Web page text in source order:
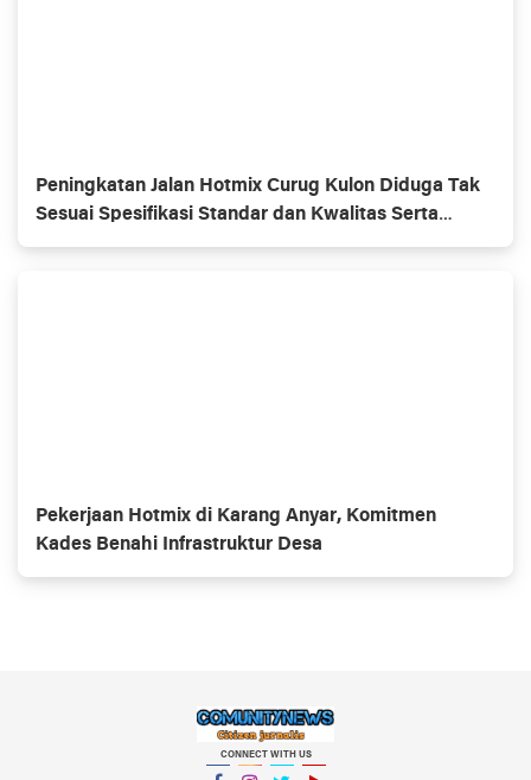
Peningkatan Jalan Hotmix Curug Kulon Diduga Tak
Sesuai Spesifikasi Standar dan Kwalitas Serta
Pengawasan
Pekerjaan Hotmix di Karang Anyar, Komitmen
Kades Benahi Infrastruktur Desa
CONNECT WITH US